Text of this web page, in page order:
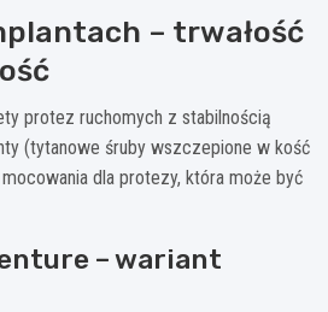
– trwałość
protez ruchomych z stabilnością
(tytanowe śruby wszczepione w kość
dla protezy, która może być
– wariant